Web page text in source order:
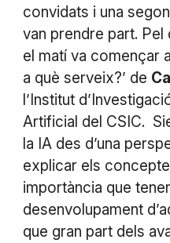
convidats i una
van prendre part.
el matí va començar
a què serveix?’ de
l’Institut
Artificial del CSIC.
la IA des d’una
explicar els
importància que
desenvolupament
que gran part dels